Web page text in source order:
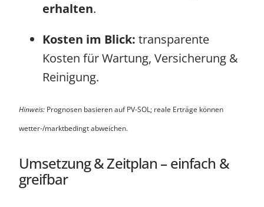
erhalten.
Kosten im Blick: transparente
Kosten für Wartung, Versicherung &
Reinigung.
Hinweis:Prognosen basieren auf PV-SOL; reale Erträge können
wetter-/marktbedingt abweichen.
Umsetzung & Zeitplan – einfach &
greifbar